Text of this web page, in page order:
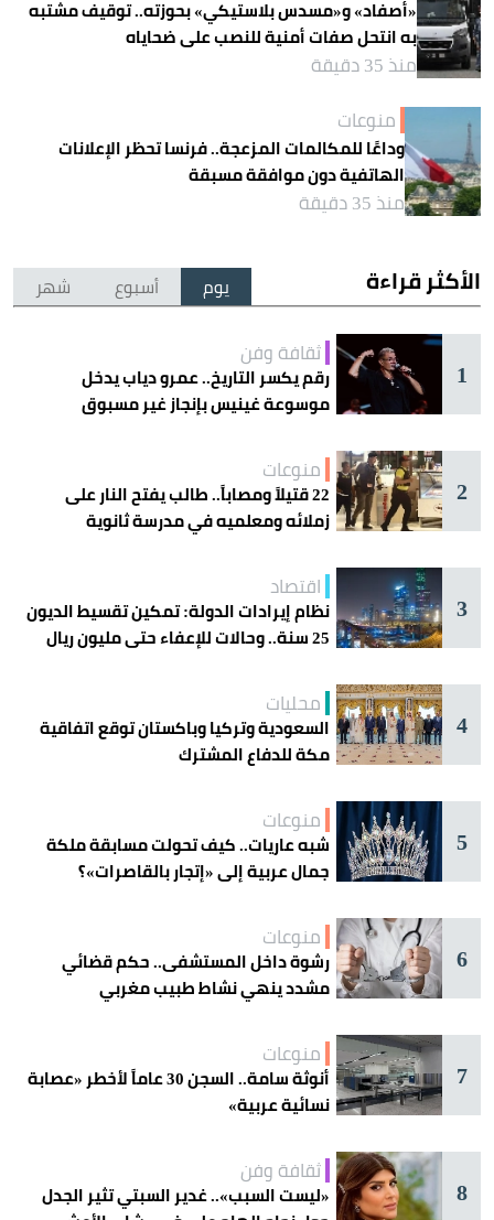
«أصفاد» و«مسدس بلاستيكي» بحوزته.. توقيف مشتبه
به انتحل صفات أمنية للنصب على ضحاياه
منذ 35 دقيقة
منوعات
وداعًا للمكالمات المزعجة.. فرنسا تحظر الإعلانات
الهاتفية دون موافقة مسبقة
منذ 35 دقيقة
الأكثر قراءة يوم أسبوع شهر
1
ثقافة وفن
رقم يكسر التاريخ.. عمرو دياب يدخل
موسوعة غينيس بإنجاز غير مسبوق
2
منوعات
22 قتيلاً ومصاباً.. طالب يفتح النار على
زملائه ومعلميه في مدرسة ثانوية
3
اقتصاد
نظام إيرادات الدولة: تمكين تقسيط الديون
25 سنة.. وحالات للإعفاء حتى مليون ريال
4
محليات
السعودية وتركيا وباكستان توقع اتفاقية
مكة للدفاع المشترك
5
منوعات
شبه عاريات.. كيف تحولت مسابقة ملكة
جمال عربية إلى «إتجار بالقاصرات»؟
6
منوعات
رشوة داخل المستشفى.. حكم قضائي
مشدد ينهي نشاط طبيب مغربي
7
منوعات
أنوثة سامة.. السجن 30 عاماً لأخطر «عصابة
نسائية عربية»
8
ثقافة وفن
«ليست السبب».. غدير السبتي تثير الجدل